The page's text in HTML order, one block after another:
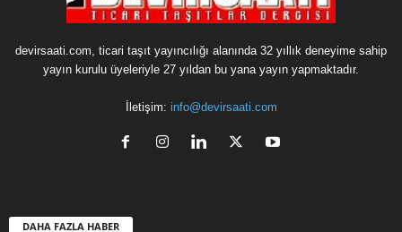
devirsaati.com, ticari taşıt yayıncılığı alanında 32 yıllık deneyime sahip
yayın kurulu üyeleriyle 27 yıldan bu yana yayın yapmaktadır.
İletişim: info@devirsaati.com
DAHA FAZLA HABER